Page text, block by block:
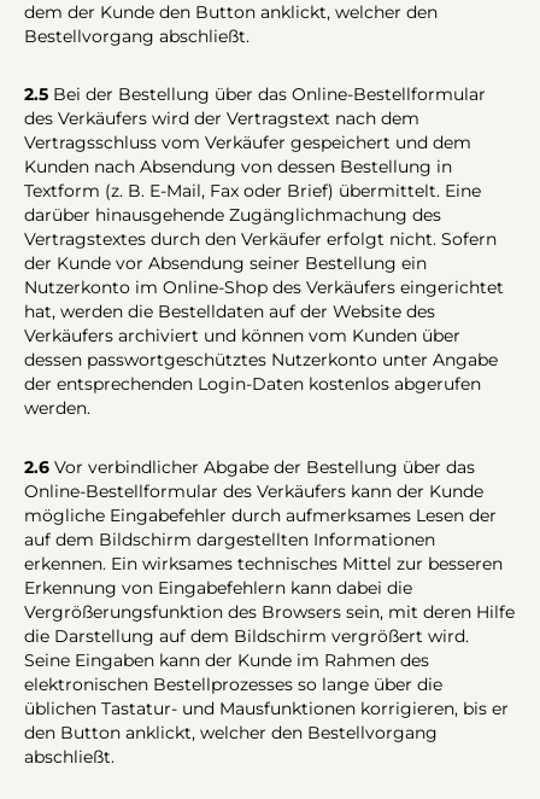
dem der Kunde den Button anklickt, welcher den
Bestellvorgang abschließt.
2.5 Bei der Bestellung über das Online-Bestellformular
des Verkäufers wird der Vertragstext nach dem
Vertragsschluss vom Verkäufer gespeichert und dem
Kunden nach Absendung von dessen Bestellung in
Textform (z. B. E-Mail, Fax oder Brief) übermittelt. Eine
darüber hinausgehende Zugänglichmachung des
Vertragstextes durch den Verkäufer erfolgt nicht. Sofern
der Kunde vor Absendung seiner Bestellung ein
Nutzerkonto im Online-Shop des Verkäufers eingerichtet
hat, werden die Bestelldaten auf der Website des
Verkäufers archiviert und können vom Kunden über
dessen passwortgeschütztes Nutzerkonto unter Angabe
der entsprechenden Login-Daten kostenlos abgerufen
werden.
2.6 Vor verbindlicher Abgabe der Bestellung über das
Online-Bestellformular des Verkäufers kann der Kunde
mögliche Eingabefehler durch aufmerksames Lesen der
auf dem Bildschirm dargestellten Informationen
erkennen. Ein wirksames technisches Mittel zur besseren
Erkennung von Eingabefehlern kann dabei die
Vergrößerungsfunktion des Browsers sein, mit deren Hilfe
die Darstellung auf dem Bildschirm vergrößert wird.
Seine Eingaben kann der Kunde im Rahmen des
elektronischen Bestellprozesses so lange über die
üblichen Tastatur- und Mausfunktionen korrigieren, bis er
den Button anklickt, welcher den Bestellvorgang
abschließt.